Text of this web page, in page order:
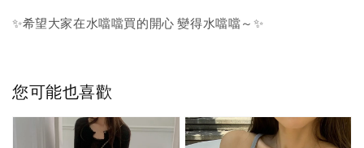
✨希望大家在水噹噹買的開心 變得水噹噹～✨
您可能也喜歡